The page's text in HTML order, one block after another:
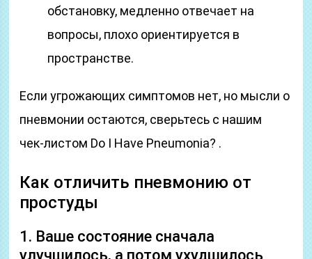
обстановку, медленно отвечает на
вопросы, плохо ориентируется в
пространстве.
Если угрожающих симптомов нет, но мысли о
пневмонии остаются, сверьтесь с нашим
чек‑листом Do I Have Pneumonia? .
Как отличить пневмонию от
простуды
1. Ваше состояние сначала
улучшилось, а потом ухудшилось